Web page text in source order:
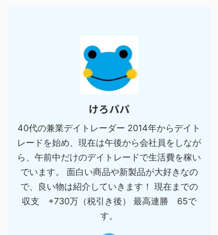
けろパパ
40代の兼業デイトレーダー 2014年からデイト
レードを始め、現在は午後から会社員をしなが
ら、午前中だけのデイトレードで生活費を稼い
でいます。 面白い商品や新製品が大好きなの
で、良い物は紹介していきます！ 現在までの
収支 +730万（税引き後） 最高連勝 65で
す。